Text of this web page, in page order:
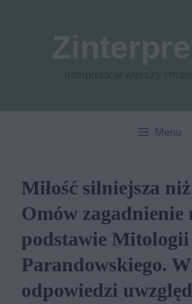
Menu
Miłość silniejsza
Omów zagadnienie
podstawie Mitologii
Parandowskiego.
odpowiedzi